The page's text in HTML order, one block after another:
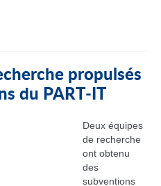
propulsés
du PART‑IT
Deux équipes
de recherche
ont obtenu
des
subventions